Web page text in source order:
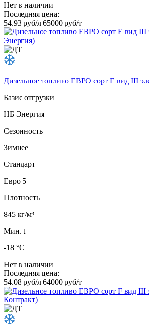
Нет в наличии
Последняя цена:
54.93 руб/л 65000 руб/т
Дизельное топливо ЕВРО сорт E вид III
Базис отгрузки
НБ Энергия
Сезонность
Зимнее
Стандарт
Евро 5
Плотность
845 кг/м³
Мин. t
-18 °C
Нет в наличии
Последняя цена:
54.08 руб/л 64000 руб/т